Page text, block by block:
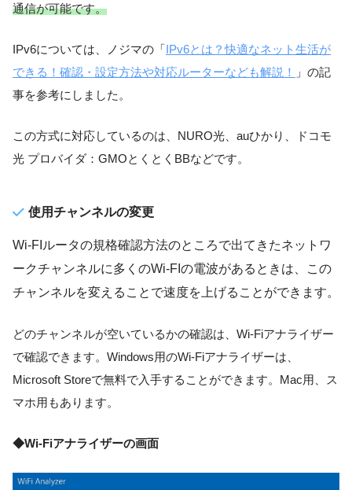
通信が可能です。
IPv6については、ノジマの「IPv6とは？快適なネット生活が
できる！確認・設定方法や対応ルーターなども解説！
」の記
事を参考にしました。
この方式に対応しているのは、NURO光、auひかり、ドコモ
光 プロバイダ：GMOとくとくBBなどです。
使用チャンネルの変更
Wi-FIルータの規格確認方法のところで出てきたネットワ
ークチャンネルに多くのWi-FIの電波があるときは、この
チャンネルを変えることで速度を上げることができます。
どのチャンネルが空いているかの確認は、Wi-Fiアナライザー
で確認できます。Windows用のWi-Fiアナライザーは、
Microsoft Storeで無料で入手することができます。Mac用、ス
マホ用もあります。
◆Wi-Fiアナライザーの画面